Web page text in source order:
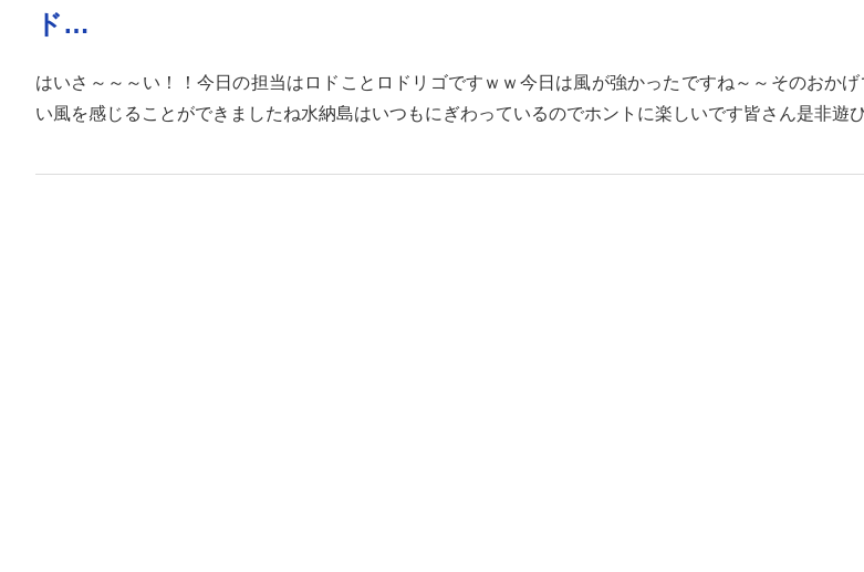
ド…
はいさ～～～い！！今日の担当はロドことロドリゴですｗｗ今日は風が強かったですね～～そのおか
い風を感じることができましたね水納島はいつもにぎわっているのでホントに楽しいです皆さん是非遊